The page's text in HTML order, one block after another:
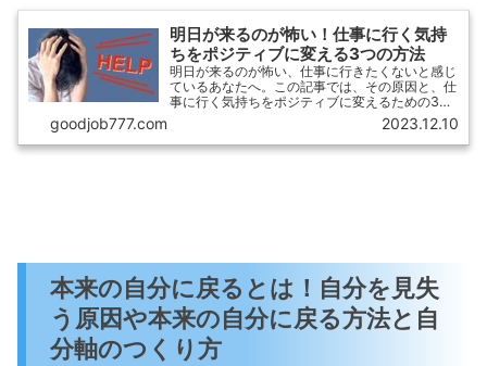
明日が来るのが怖い！仕事に行く気持
ちをポジティブに変える3つの方法
明日が来るのが怖い、仕事に行きたくないと感じ
ているあなたへ。この記事では、その原因と、仕
事に行く気持ちをポジティブに変えるための3つ
の方法についてご紹介します。仕事に行くことが
つらく感じる時、人間関係の悪さや仕事の辛さ、
労働環境のきつさなどが原因となっていることが
goodjob777.com 2023.12.10
本来の自分に戻るとは！自分を見失
う原因や本来の自分に戻る方法と自
分軸のつくり方